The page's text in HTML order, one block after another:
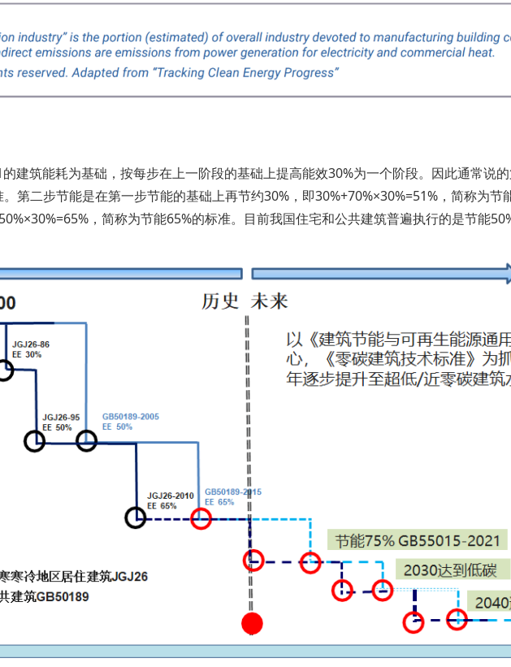
建筑能耗为基础，按每步在上一阶段的基础上提高能效30%为一个阶段。因此通常说
第二步节能是在第一步节能的基础上再节约30%，即30%+70%×30%=51%，简称为
，简称为节能65%的标准。目前我国住宅和公共建筑普遍执行的是节能